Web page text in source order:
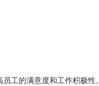
工的满意度和工作积极性。